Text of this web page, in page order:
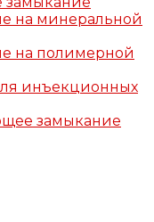
на минеральной
на полимерной
инъекционных
замыкание